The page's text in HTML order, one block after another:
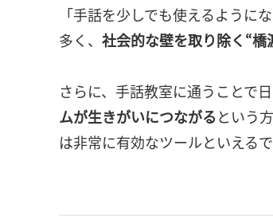
「手話を少しでも使えるように
多く、 社会的な壁を取り除く“橋
さらに、手話教室に通うことで
ムが生きがいにつながるという
は非常に有効なツールといえるで